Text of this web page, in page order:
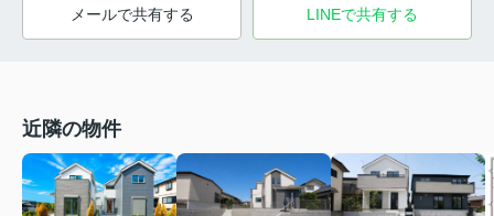
メールで共有する LINEで共有する
近隣の物件